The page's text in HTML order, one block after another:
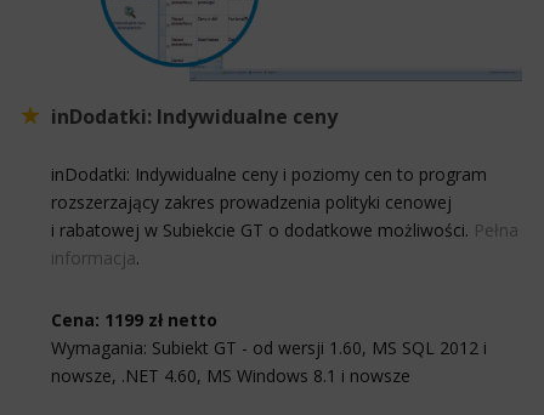
inDodatki: Indywidualne ceny
inDodatki: Indywidualne ceny i poziomy cen to program
rozszerzający zakres prowadzenia polityki cenowej
i rabatowej w Subiekcie GT o dodatkowe możliwości. Pełna
informacja.
Cena: 1199 zł netto
Wymagania: Subiekt GT - od wersji 1.60, MS SQL 2012 i
nowsze, .NET 4.60, MS Windows 8.1 i nowsze